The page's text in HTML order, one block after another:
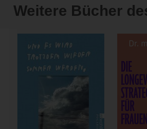
Weitere Bücher